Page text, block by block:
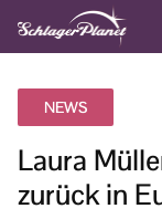
NEWS
Laura
zurück in